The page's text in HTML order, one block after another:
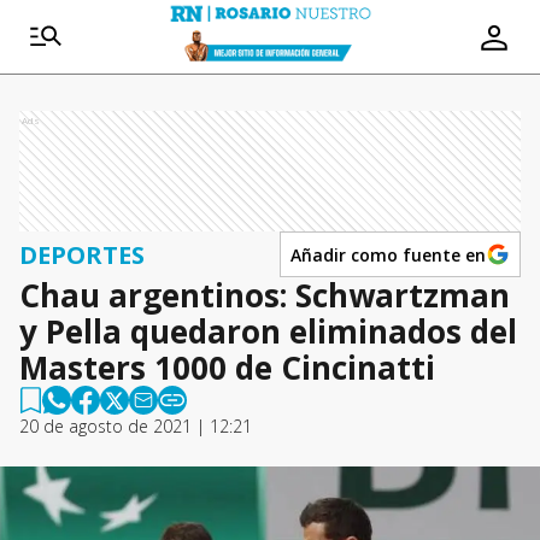
Ads
DEPORTES Añadir como fuente en
Chau argentinos: Schwartzman
y Pella quedaron eliminados del
Masters 1000 de Cincinatti
20 de agosto de 2021 | 12:21